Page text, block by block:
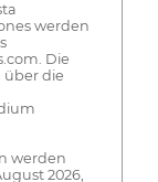
werden
Die
über die
werden
2026,